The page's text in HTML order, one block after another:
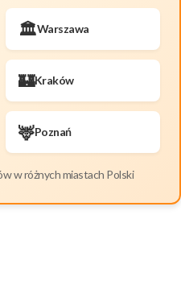
🏛️Warszawa
🏰Kraków
🦌Poznań
w różnych miastach Polski